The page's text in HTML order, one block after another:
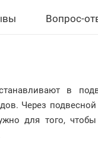
Вопрос-
в
Через подвесной
для того,